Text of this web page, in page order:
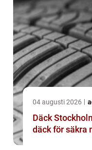
04 augusti 2026
Däck
däck för säkra